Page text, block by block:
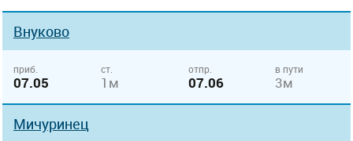
Внуково
приб.
07.05
ст.
1м
отпр.
07.06
в пути
3м
Мичуринец